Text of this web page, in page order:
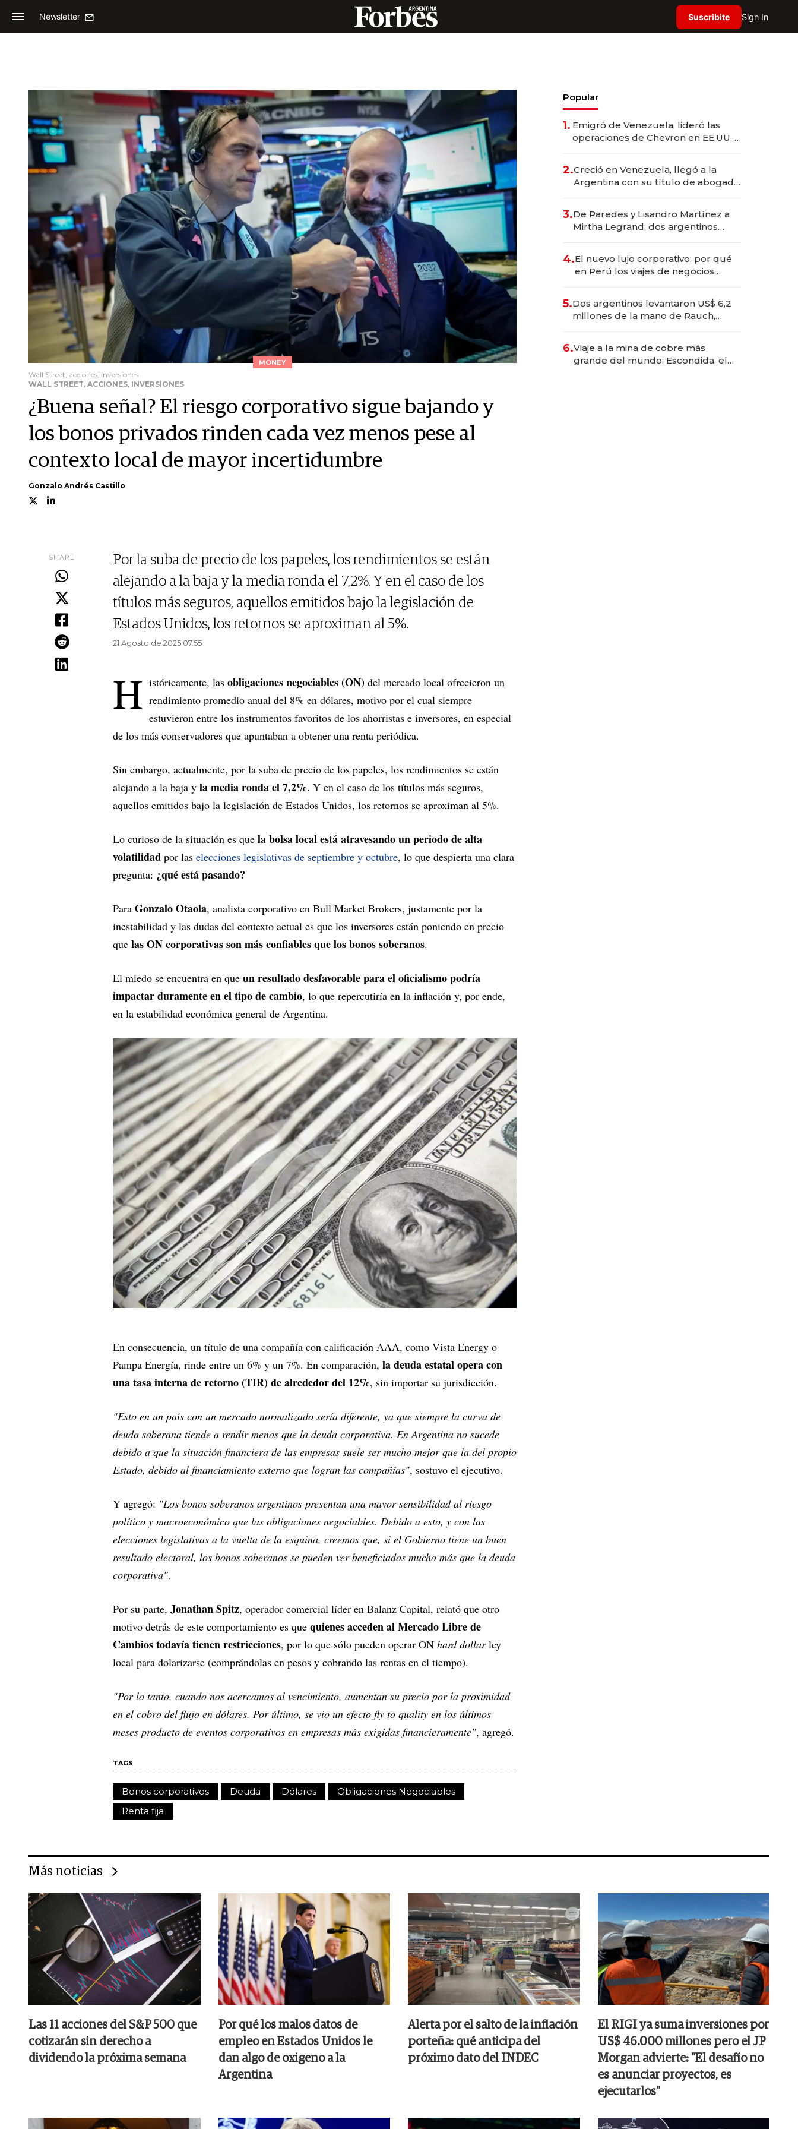
Newsletter Suscribite Sign In
MONEY
Wall Street, acciones, inversiones
WALL STREET, ACCIONES, INVERSIONES
¿Buena señal? El riesgo corporativo sigue bajando y
los bonos privados rinden cada vez menos pese al
contexto local de mayor incertidumbre
Gonzalo Andrés Castillo
SHARE
Por la suba de precio de los papeles, los rendimientos se están
alejando a la baja y la media ronda el 7,2%. Y en el caso de los
títulos más seguros, aquellos emitidos bajo la legislación de
Estados Unidos, los retornos se aproximan al 5%.
21 Agosto de 2025 07.55
H istóricamente, las obligaciones negociables (ON) del mercado local ofrecieron un
rendimiento promedio anual del 8% en dólares, motivo por el cual siempre
estuvieron entre los instrumentos favoritos de los ahorristas e inversores, en especial
de los más conservadores que apuntaban a obtener una renta periódica.
Sin embargo, actualmente, por la suba de precio de los papeles, los rendimientos se están
alejando a la baja y la media ronda el 7,2%. Y en el caso de los títulos más seguros,
aquellos emitidos bajo la legislación de Estados Unidos, los retornos se aproximan al 5%.
Lo curioso de la situación es que la bolsa local está atravesando un periodo de alta
volatilidad por las elecciones legislativas de septiembre y octubre, lo que despierta una clara
pregunta: ¿qué está pasando?
Para Gonzalo Otaola, analista corporativo en Bull Market Brokers, justamente por la
inestabilidad y las dudas del contexto actual es que los inversores están poniendo en precio
que las ON corporativas son más confiables que los bonos soberanos.
El miedo se encuentra en que un resultado desfavorable para el oficialismo podría
impactar duramente en el tipo de cambio, lo que repercutiría en la inflación y, por ende,
en la estabilidad económica general de Argentina.
En consecuencia, un título de una compañía con calificación AAA, como Vista Energy o
Pampa Energía, rinde entre un 6% y un 7%. En comparación, la deuda estatal opera con
una tasa interna de retorno (TIR) de alrededor del 12%, sin importar su jurisdicción.
"Esto en un país con un mercado normalizado sería diferente, ya que siempre la curva de
deuda soberana tiende a rendir menos que la deuda corporativa. En Argentina no sucede
debido a que la situación financiera de las empresas suele ser mucho mejor que la del propio
Estado, debido al financiamiento externo que logran las compañías", sostuvo el ejecutivo.
Y agregó: "Los bonos soberanos argentinos presentan una mayor sensibilidad al riesgo
político y macroeconómico que las obligaciones negociables. Debido a esto, y con las
elecciones legislativas a la vuelta de la esquina, creemos que, si el Gobierno tiene un buen
resultado electoral, los bonos soberanos se pueden ver beneficiados mucho más que la deuda
corporativa".
Por su parte, Jonathan Spitz, operador comercial líder en Balanz Capital, relató que otro
motivo detrás de este comportamiento es que quienes acceden al Mercado Libre de
Cambios todavía tienen restricciones, por lo que sólo pueden operar ON hard dollarley
local para dolarizarse (comprándolas en pesos y cobrando las rentas en el tiempo).
"Por lo tanto, cuando nos acercamos al vencimiento, aumentan su precio por la proximidad
en el cobro del flujo en dólares. Por último, se vio un efecto fly to quality en los últimos
meses producto de eventos corporativos en empresas más exigidas financieramente", agregó.
TAGS
Bonos corporativos Deuda Dólares
Obligaciones Negociables
Renta fija
Popular
1. Emigró de Venezuela, lideró las
operaciones de Chevron en EE.UU. y
2.Creció en Venezuela, llegó a la
Argentina con su título de abogado
marcas "fast premium"
3.De Paredes y Lisandro Martínez a
Mirtha Legrand: dos argentinos
4.El nuevo lujo corporativo: por qué
en Perú los viajes de negocios
transformadoras
5.Dos argentinos levantaron US$ 6,2
millones de la mano de Rauch,
6.Viaje a la mina de cobre más
grande del mundo: Escondida, el
Más noticias
Las 11 acciones del S&P 500 que
cotizarán sin derecho a
dividendo la próxima semana
Por qué los malos datos de
empleo en Estados Unidos le
dan algo de oxigeno a la
Argentina
Alerta por el salto de la inflación
porteña: qué anticipa del
próximo dato del INDEC
El RIGI ya suma inversiones por
US$ 46.000 millones pero el JP
Morgan advierte: "El desafío no
es anunciar proyectos, es
ejecutarlos"